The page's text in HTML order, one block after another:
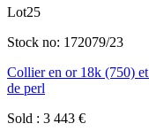
Lot25
Stock no: 172079/23
Collier en or 18k (750)
de perl
Sold : 3 443 €